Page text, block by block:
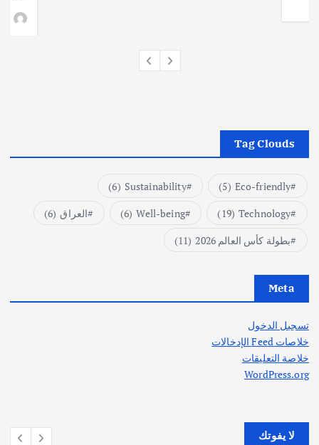
Tag Clouds
Eco-friendly
(5)
Sustainability
(6)
Technology
(19)
Well-being
(6) العراق (6)
بطولة كأس العالم 2026
(11)
Meta
تسجيل الدخول
خلاصات Feed الإدخالات
خلاصة التعليقات
WordPress.org
لا يفوتك